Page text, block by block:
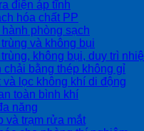
điện áp tĩnh
hóa chất PP
hành phòng sạch
và không bụi
không bụi, duy trì
chải bằng thép không gỉ
và lọc không khí di động
toàn bình khí
năng
và trạm rửa mắt